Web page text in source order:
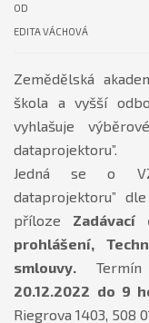
OD
EDITA VÁCHOVÁ
Zemědělská
škola a vyšší
vyhlašuje
dataprojektoru”.
Jedná se o
dataprojektoru”
příloze Zadávací
prohlášení,
smlouvy.
20.12.2022 do 9
Riegrova 1403, 508